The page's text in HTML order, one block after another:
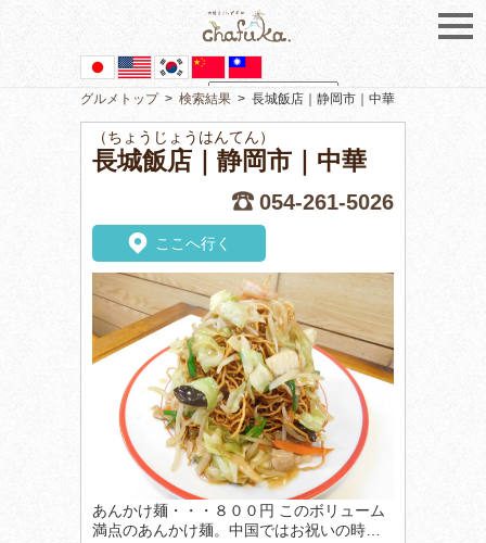
Powered by Translate
グルメトップ> 検索結果 > 長城飯店｜静岡市｜中華
（ちょうじょうはんてん）
長城飯店｜静岡市｜中華
054-261-5026
ここへ行く
あんかけ麺・・・８００円 このボリューム
満点のあんかけ麺。中国ではお祝いの時…